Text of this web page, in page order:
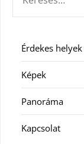
Érdekes helyek
Képek
Panoráma
Kapcsolat